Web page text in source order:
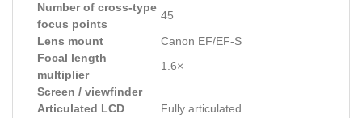
Number of cross-type
focus points
45
Lens mount
Canon EF/EF-S
Focal length
multiplier
1.6×
Screen / viewfinder
Articulated LCD
Fully articulated